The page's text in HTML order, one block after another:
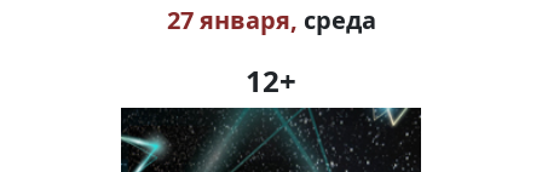
Наука
27 января, среда
12+